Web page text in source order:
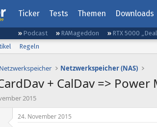
Ticker Tests Themen Downloads
Podcast RAMageddon RTX 5000
Regeln
Netzwerkspeicher (NAS)
+ CalDav =>
2015
24. November 2015